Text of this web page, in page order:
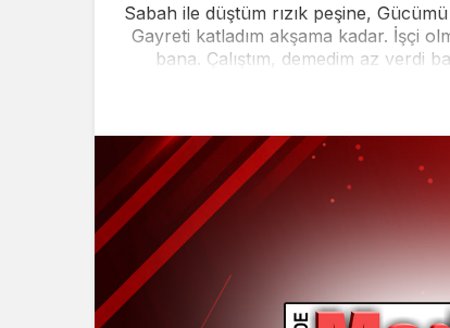
Sabah ile düştüm rızık peşine,
Gayreti katladım akşama kadar. İşçi
bana. Çalıştım, demedim az verdi